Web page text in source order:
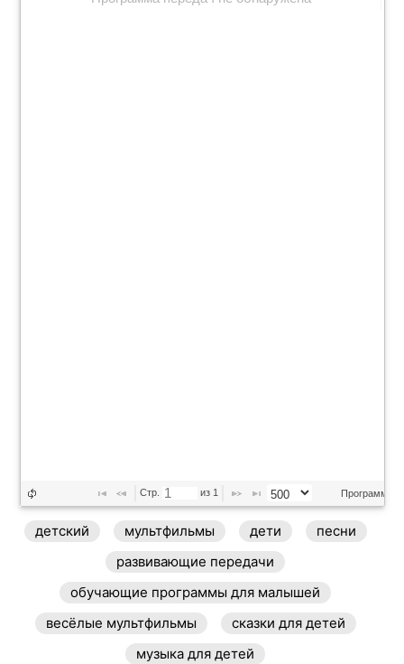
Стр. из 1 Программа
детский мультфильмы дети
песни
развивающие передачи
обучающие программы для малышей
весёлые мультфильмы
сказки для детей
музыка для детей